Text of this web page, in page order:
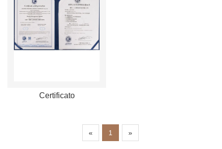
Certificato
« 1 »